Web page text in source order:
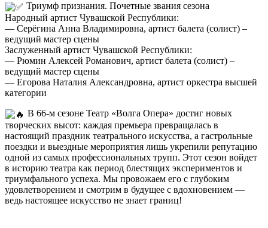
Триумф признания. Почетные звания сезона
Народный артист Чувашской Республики:
— Серёгина Анна Владимировна, артист балета (солист) –
ведущий мастер сцены
Заслуженный артист Чувашской Республики:
— Рюмин Алексей Романович, артист балета (солист) –
ведущий мастер сцены
— Егорова Наталия Александровна, артист оркестра высшей
категории
В 66-м сезоне Театр «Волга Опера» достиг новых
творческих высот: каждая премьера превращалась в
настоящий праздник театрального искусства, а гастрольные
поездки и выездные мероприятия лишь укрепили репутацию
одной из самых профессиональных трупп. Этот сезон войдет
в историю театра как период блестящих экспериментов и
триумфального успеха. Мы провожаем его с глубоким
удовлетворением и смотрим в будущее с вдохновением —
ведь настоящее искусство не знает границ!